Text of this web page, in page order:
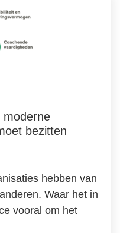
moderne
bezitten
hebben van
Waar het in
vooral om het